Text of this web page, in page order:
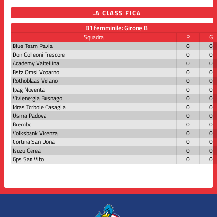
LA CLASSIFICA
B1 femminile: Girone B
Squadra P
G
Blue Team Pavia
0
0
Don Colleoni Trescore
0
0
Academy Valtellina
0
0
Bstz Omsi Vobarno
0
0
Rothoblaas Volano
0
0
Ipag Noventa
0
0
Vivienergia Busnago
0
0
Idras Torbole Casaglia
0
0
Usma Padova
0
0
Brembo
0
0
Volksbank Vicenza
0
0
Cortina San Donà
0
0
Isuzu Cerea
0
0
Gps San Vito
0 0